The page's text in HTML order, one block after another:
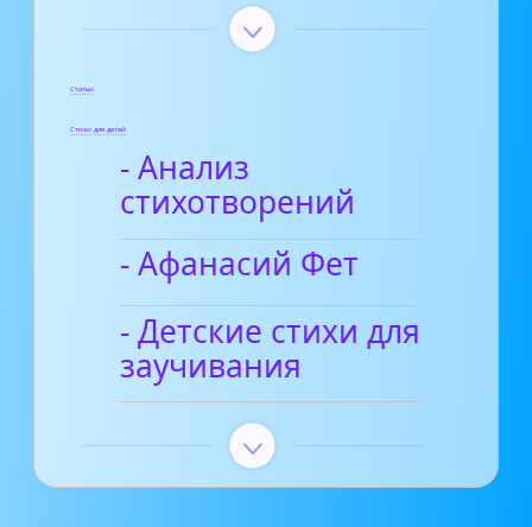
Статьи
Стихи для детей
- Анализ
стихотворений
- Афанасий Фет
- Детские стихи для
заучивания